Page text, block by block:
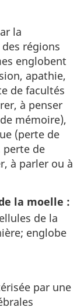
la
régions
englobent
apathie,
de facultés
à penser
mémoire),
(perte de
perte de
à parler ou à
la moelle :
de la
englobe
par une